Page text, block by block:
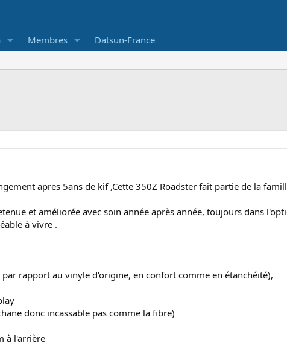
Membres Datsun-France
apres 5ans de kif ,Cette 350Z Roadster fait partie de la
et améliorée avec soin année après année, toujours dans
à vivre .
rapport au vinyle d'origine, en confort comme en étanchéité),
donc incassable pas comme la fibre)
à l'arrière